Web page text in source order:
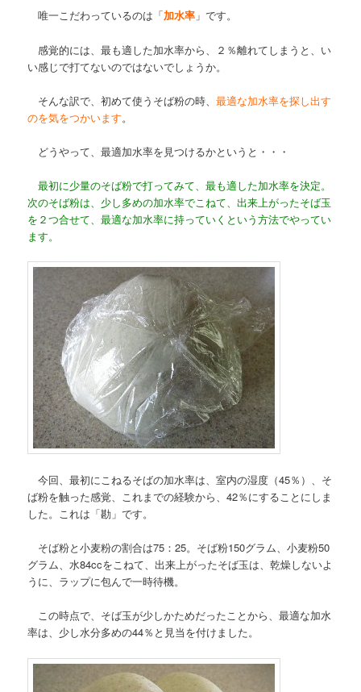
唯一こだわっているのは「加水率 」です。
感覚的には、最も適した加水率から、２％離れてしまうと、い
い感じで打てないのではないでしょうか。
そんな訳で、初めて使うそば粉の時、最適な加水率を探し出す
のを気をつかいます。
どうやって、最適加水率を見つけるかというと・・・
最初に少量のそば粉で打ってみて、最も適した加水率を決定。
次のそば粉は、少し多めの加水率でこねて、出来上がったそば玉
を２つ合せて、最適な加水率に持っていくという方法でやってい
ます。
今回、最初にこねるそばの加水率は、室内の湿度（45％）、そ
ば粉を触った感覚、これまでの経験から、42％にすることにしま
した。これは「勘」です。
そば粉と小麦粉の割合は75：25。そば粉150グラム、小麦粉50
グラム、水84ccをこねて、出来上がったそば玉は、乾燥しないよ
うに、ラップに包んで一時待機。
この時点で、そば玉が少しかためだったことから、最適な加水
率は、少し水分多めの44％と見当を付けました。